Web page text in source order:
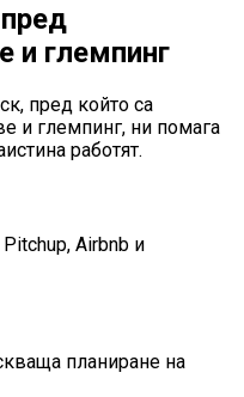
и глемпинг
пред който са
и глемпинг, ни помага
работят.
Airbnb и
планиране на